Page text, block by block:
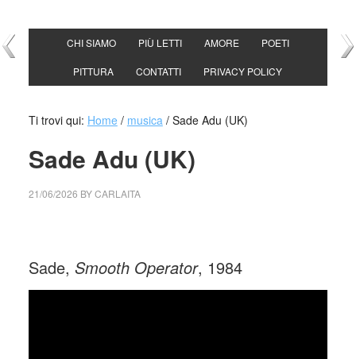
CHI SIAMO PIÙ LETTI AMORE POETI
PITTURA CONTATTI PRIVACY POLICY
Ti trovi qui: Home / musica /Sade Adu (UK)
Sade Adu (UK)
21/06/2026 BYCARLAITA
Sade, Smooth Operator, 1984